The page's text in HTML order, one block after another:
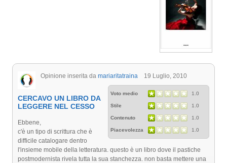
Opinione inserita da mariaritatraina 19 Luglio, 2010
Voto medio 1.0
Stile 1.0
Contenuto 1.0
Piacevolezza 1.0
CERCAVO UN LIBRO DA
LEGGERE NEL CESSO
Ebbene,
c'è un tipo di scrittura che è
difficile catalogare dentro
l'insieme mobile della letteratura. questo è un libro dove il pastiche
postmodernista rivela tutta la sua stanchezza. non basta mettere una